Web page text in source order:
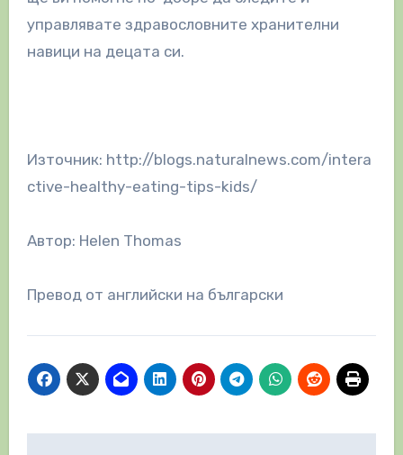
управлявате здравословните хранителни
навици на децата си.
Източник: http://blogs.naturalnews.com/intera
ctive-healthy-eating-tips-kids/
Автор: Helen Thomas
Превод от английски на български